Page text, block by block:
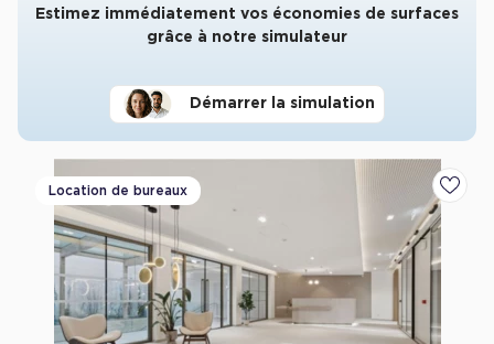
Estimez immédiatement vos économies de surfaces
grâce à notre simulateur
Démarrer la simulation
Location de bureaux